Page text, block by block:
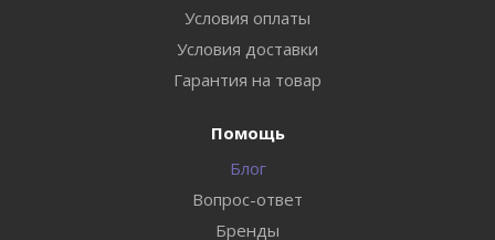
Условия оплаты
Условия доставки
Гарантия на товар
Помощь
Блог
Вопрос-ответ
Бренды